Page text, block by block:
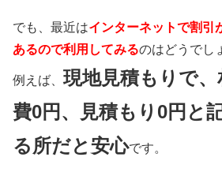
でも、最近はインターネットで割引
あるので利用してみるのはどうでし
例えば、 現地見積もりで
費0円、見積もり0円と
る所だと安心です。